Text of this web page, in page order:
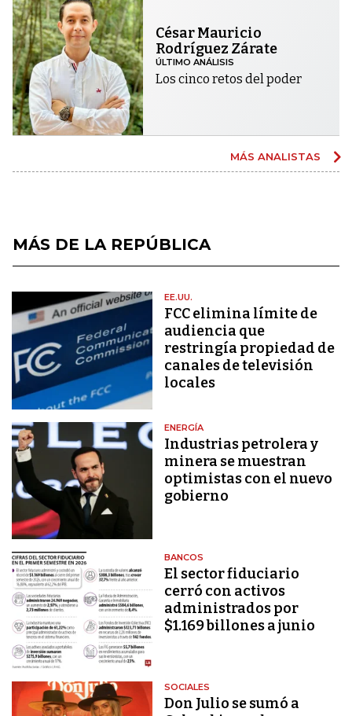
César Mauricio
Rodríguez Zárate
ÚLTIMO ANÁLISIS
Los cinco retos del poder
MÁS ANALISTAS
MÁS DE LA REPÚBLICA
EE.UU.
FCC elimina límite de
audiencia que
restringía propiedad de
canales de televisión
locales
ENERGÍA
Industrias petrolera y
minera se muestran
optimistas con el nuevo
gobierno
BANCOS
El sector fiduciario
cerró con activos
administrados por
$1.169 billones a junio
SOCIALES
Don Julio se sumó a